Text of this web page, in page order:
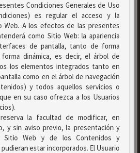
Condiciones Generales de Uso
es regular el acceso y la
Web. A los efectos de las presentes
como Sitio Web: la apariencia
de pantalla, tanto de forma
dinámica, es decir, el árbol de
los elementos integrados tanto en
como en el árbol de navegación
y todos aquellos servicios o
en su caso ofrezca a los Usuarios
la facultad de modificar, en
y sin aviso previo, la presentación y
Sitio Web y de los Contenidos y
estar incorporados. El Usuario